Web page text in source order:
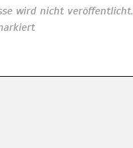
wird nicht veröffentlicht.